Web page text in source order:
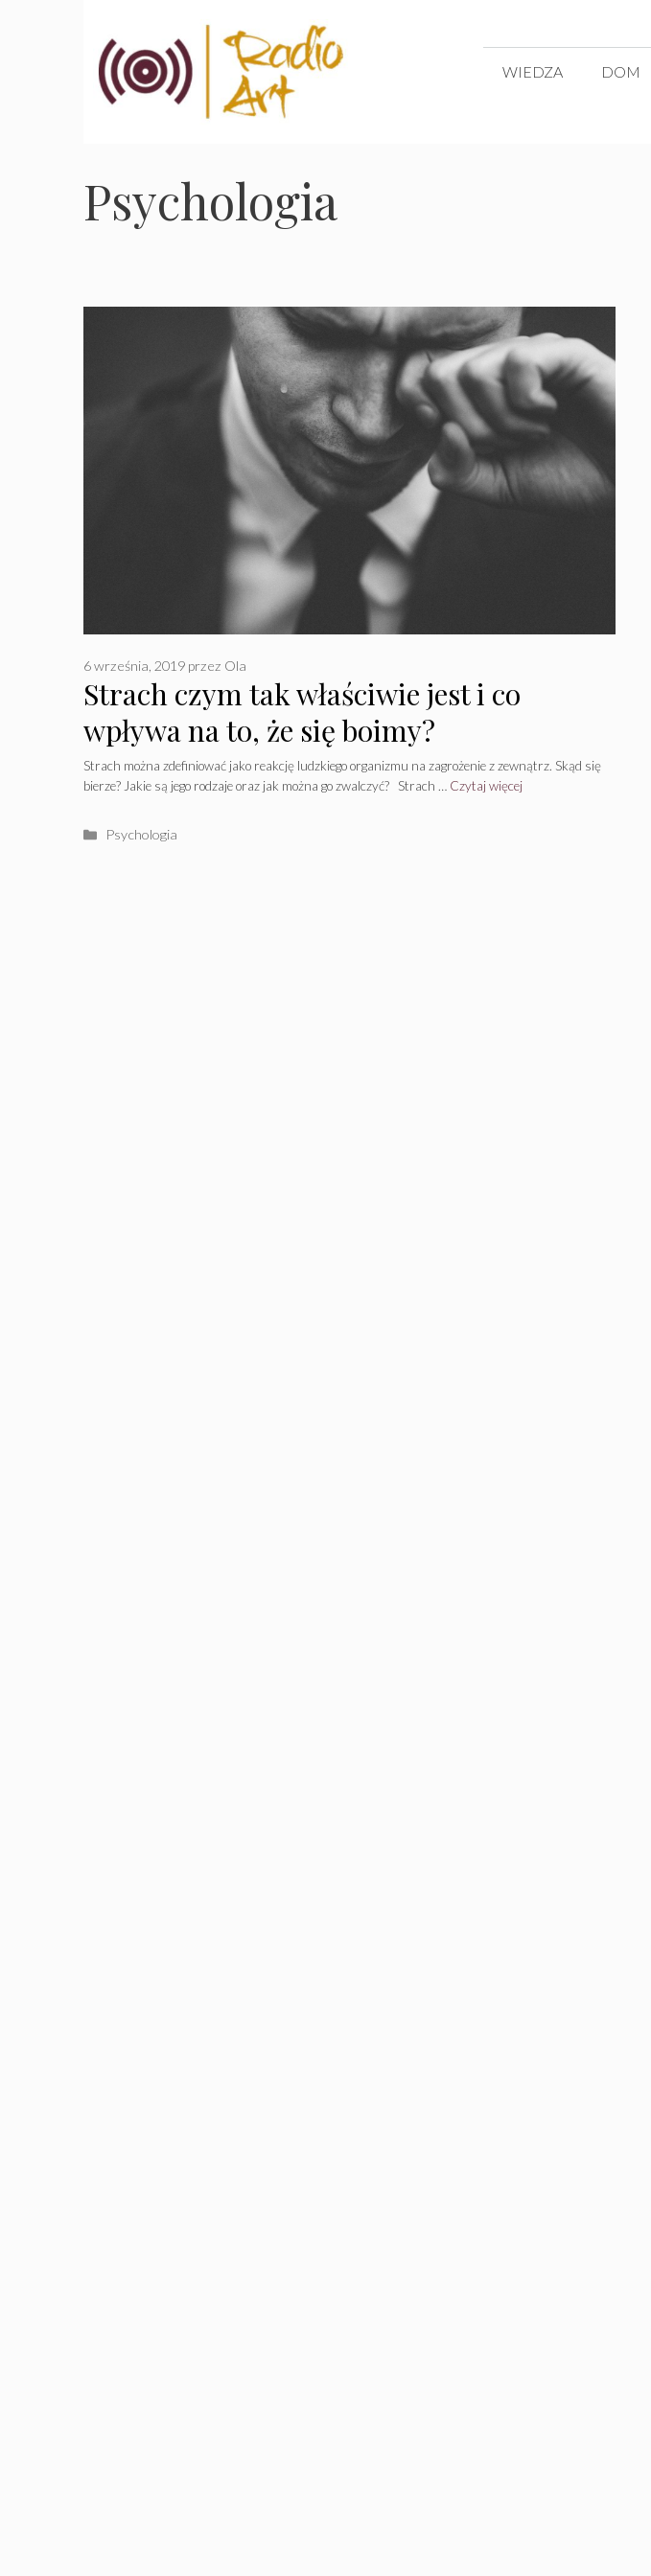
WIEDZA DOM
Psychologia
Strach czym tak właściwie jest i co
wpływa na to, że się boimy?
6 września, 2019 przez Ola
Strach można zdefiniować jako reakcję ludzkiego organizmu na zagrożenie z zewnątrz. Skąd się
bierze? Jakie są jego rodzaje oraz jak można go zwalczyć? Strach … Czytaj więcej
Kategorie
Psychologia